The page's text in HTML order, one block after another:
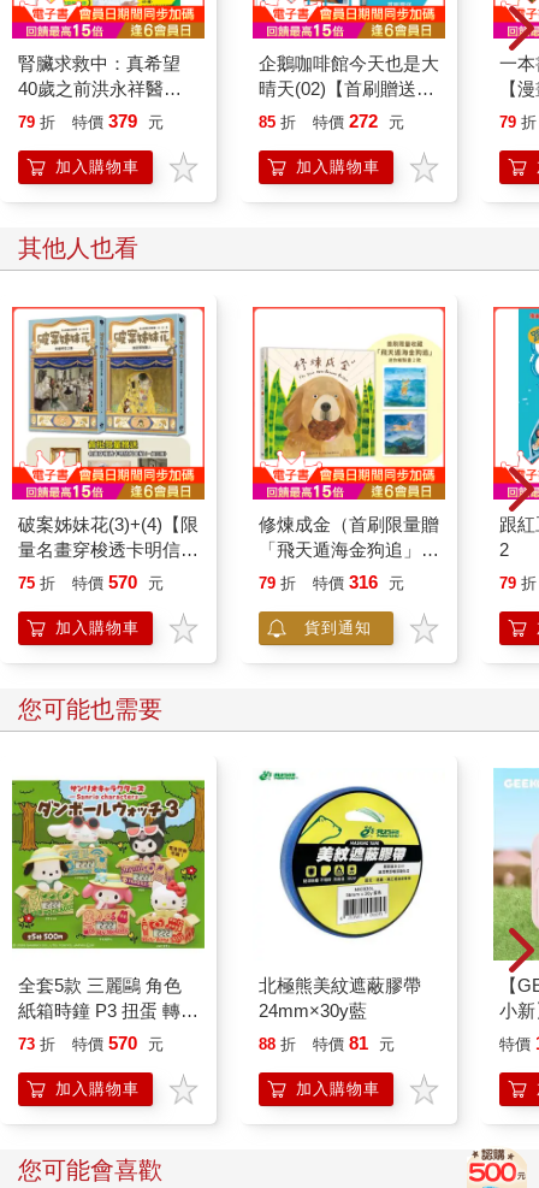
腎臟求救中：真希望
40歲之前洪永祥醫師
就告訴我這些事
79 折 特價 379 元
加入購物車
企鵝咖啡館今天也是大
晴天(02)【首刷贈送
「謹賀新年」收藏卡】
85 折 特價 272 元
加入購物車
一
【
行
「
學方
79 折
其他人也看
破案姊妹花(3)+(4)【限
量名畫穿梭透卡明信片
套組】
75 折 特價 570 元
加入購物車
修煉成金（首刷限量贈
「飛天遁海金狗追」迷
你複製畫一組2張）
79 折 特價 316 元
貨到通知
跟
2
79 折
您可能也需要
全套5款 三麗鷗 角色
紙箱時鐘 P3 扭蛋 轉蛋
電子鐘 凱蒂貓 美樂蒂
KITAN 奇譚
73 折 特價 570 元
加入購物車
北極熊美紋遮蔽膠帶
24mm×30y藍
88 折 特價 81 元
加入購物車
【
小
特價
您可能會喜歡